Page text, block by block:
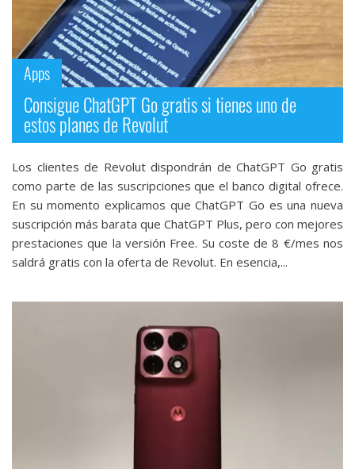
Apps
Consigue ChatGPT Go gratis si tienes uno de
estos planes de Revolut
Los clientes de Revolut dispondrán de ChatGPT Go gratis
como parte de las suscripciones que el banco digital ofrece.
En su momento explicamos que ChatGPT Go es una nueva
suscripción más barata que ChatGPT Plus, pero con mejores
prestaciones que la versión Free. Su coste de 8 €/mes nos
saldrá gratis con la oferta de Revolut. En esencia,...